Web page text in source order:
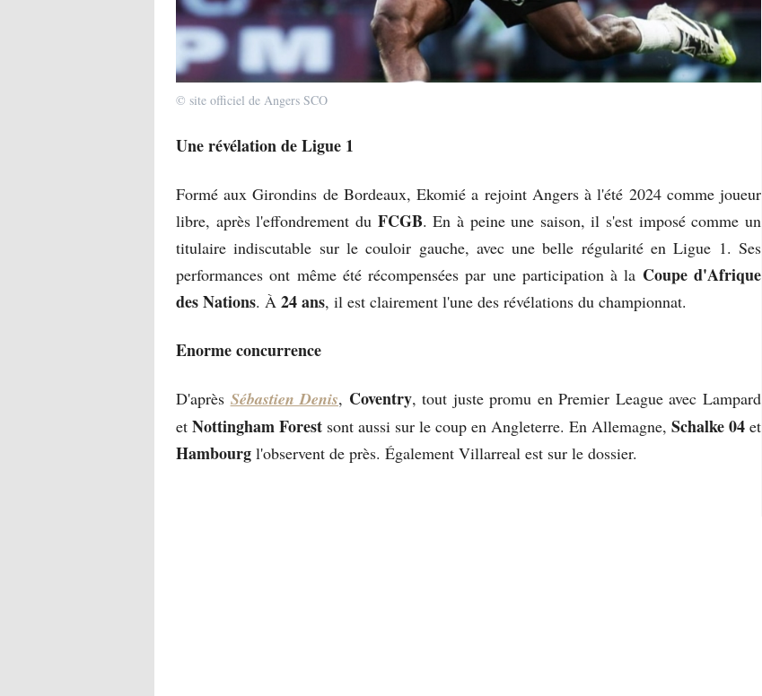
© site officiel de Angers SCO
Une révélation de Ligue 1
Formé aux Girondins de Bordeaux, Ekomié a rejoint Angers à l'été 2024 comme joueur
libre, après l'effondrement du FCGB. En à peine une saison, il s'est imposé comme un
titulaire indiscutable sur le couloir gauche, avec une belle régularité en Ligue 1. Ses
performances ont même été récompensées par une participation à la Coupe d'Afrique
des Nations. À 24 ans, il est clairement l'une des révélations du championnat.
Enorme concurrence
D'après Sébastien Denis, Coventry, tout juste promu en Premier League avec Lampard
et Nottingham Forest sont aussi sur le coup en Angleterre. En Allemagne, Schalke 04 et
Hambourg l'observent de près. Également Villarreal est sur le dossier.